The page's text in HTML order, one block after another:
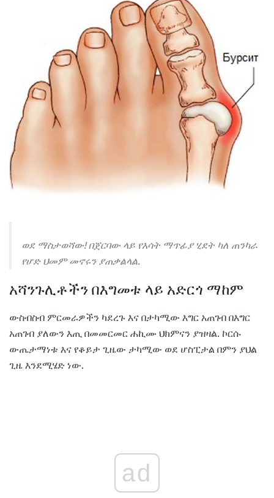
ወደ ማስታወሻው! በጀርባው ላይ የእሳት ማጥፊያ ሂደት ካለ ጠንካራ
የሆድ ህመም መኖሩን ያጠቃልላል.
አሻንጉሊቶችን በእግመቱ ላይ አድርጎ ማከም
ውስብስብ ምርመራዎችን ካደረጉ እና በታካሚው እግር አጠገብ በእግር
አጠገብ ያለውን እጢ በመመርመር ሐኪሙ ህክምናን ያዝዛል. ኮርሱ
ውጤታማነቱ እና የቆይታ ጊዜው ታካሚው ወደ ሆስፒታል በምን ያህል
ጊዜ እንደሚሄድ ነው.
ad